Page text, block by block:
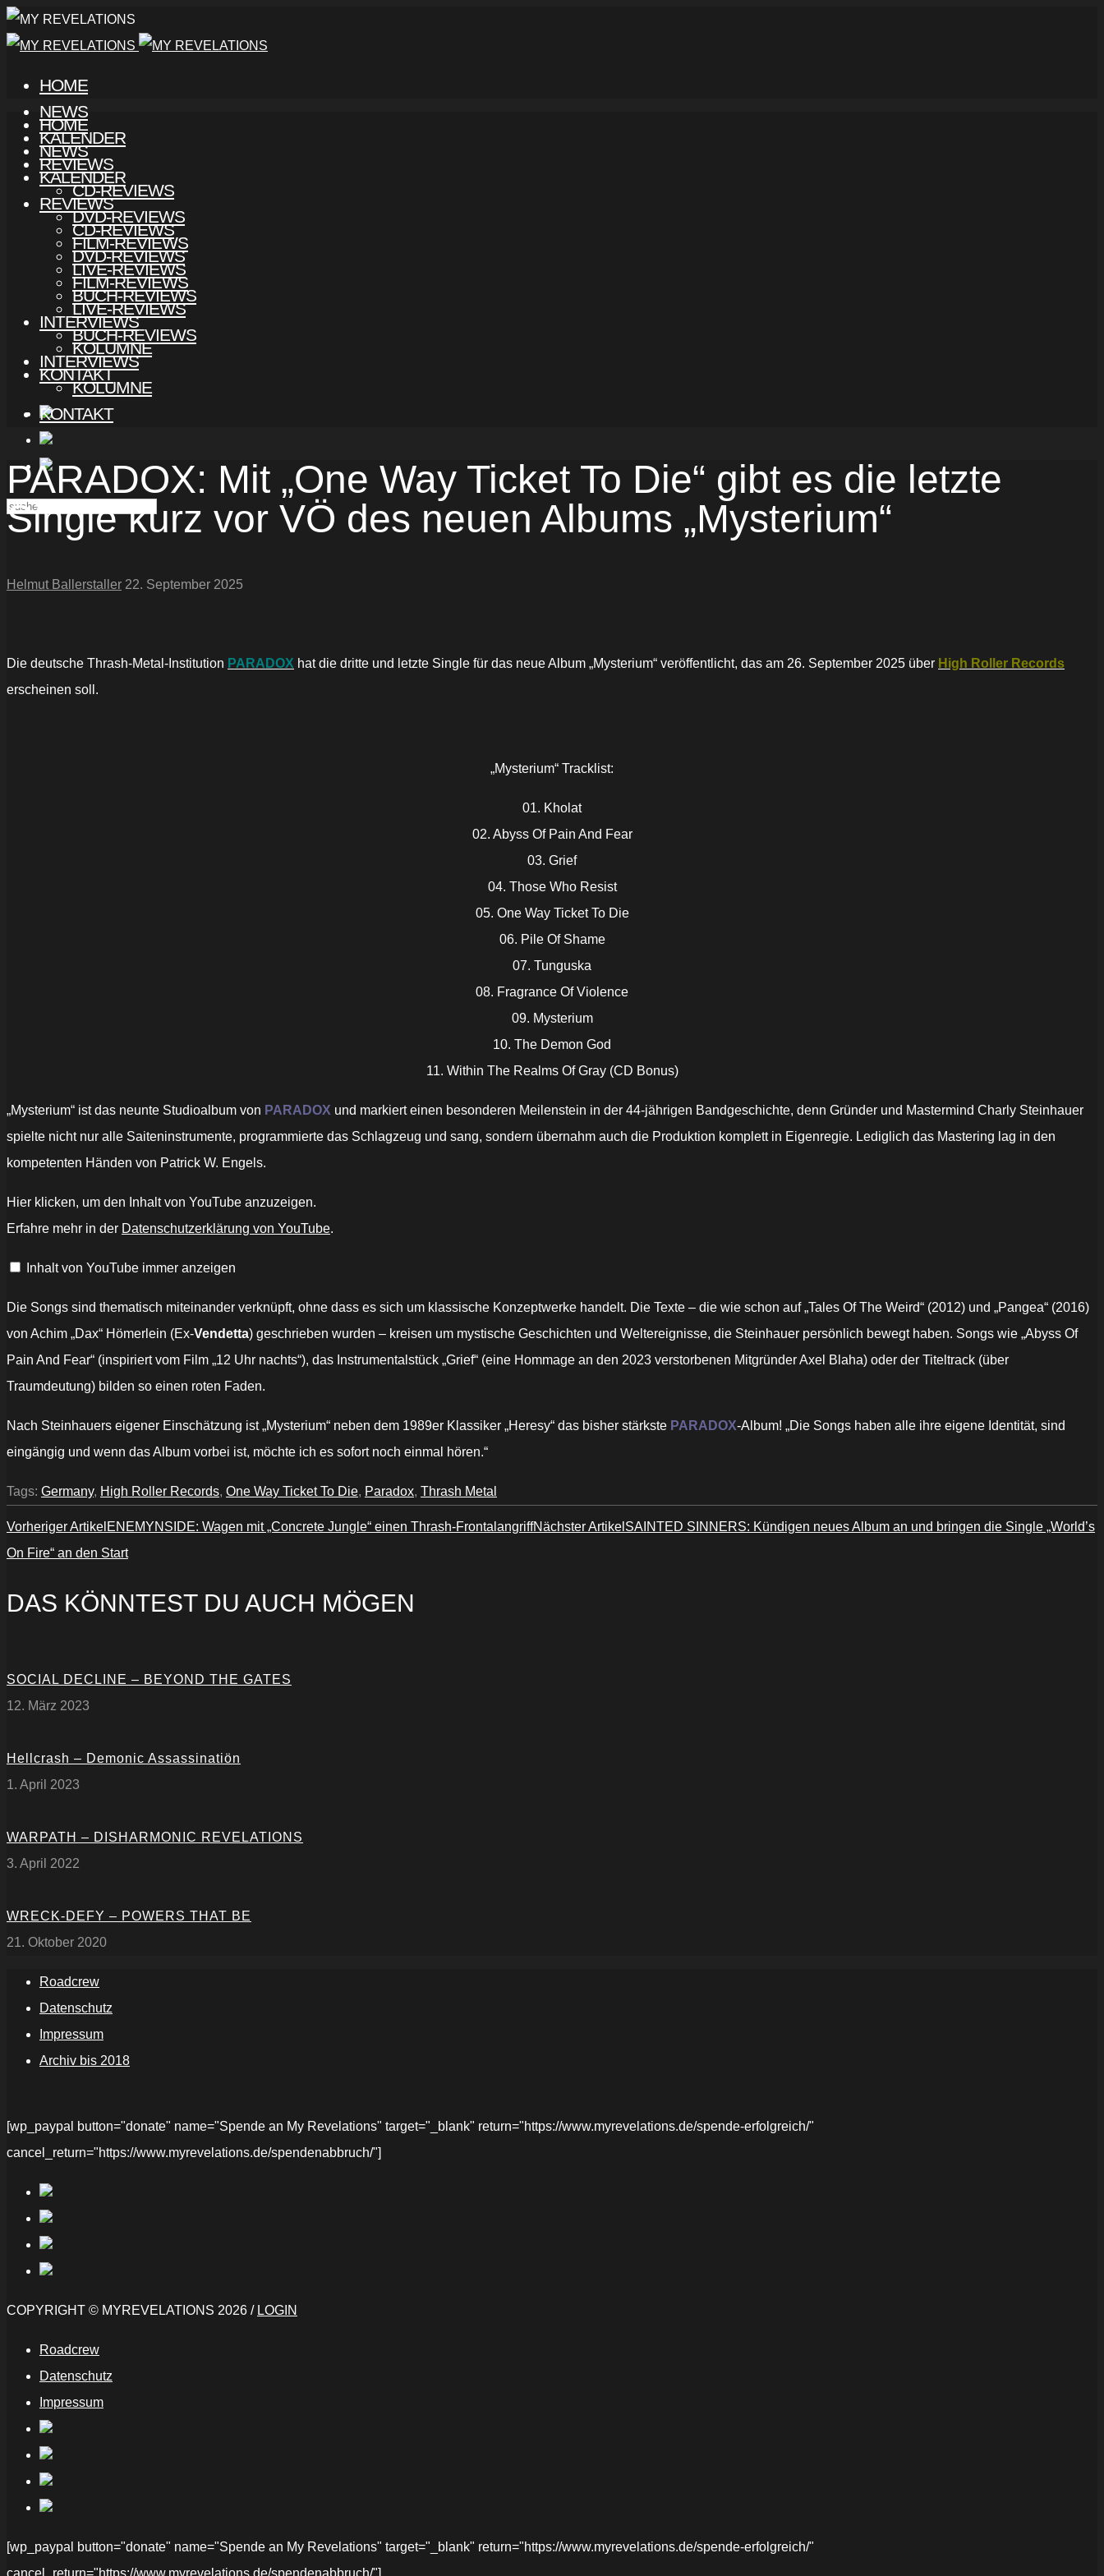
HOME
NEWS
KALENDER
REVIEWS
CD-REVIEWS
DVD-REVIEWS
FILM-REVIEWS
LIVE-REVIEWS
BUCH-REVIEWS
INTERVIEWS
KOLUMNE
KONTAKT
HOME
NEWS
KALENDER
REVIEWS
CD-REVIEWS
DVD-REVIEWS
FILM-REVIEWS
LIVE-REVIEWS
BUCH-REVIEWS
INTERVIEWS
KOLUMNE
KONTAKT
PARADOX: Mit „One Way Ticket To Die“ gibt es die letzte
Single kurz vor VÖ des neuen Albums „Mysterium“
Helmut Ballerstaller 22. September 2025
Die deutsche Thrash-Metal-Institution PARADOX hat die dritte und letzte Single für das neue Album „Mysterium“ veröffentlicht, das am 26. September 2025 über High Roller Records
erscheinen soll.
„Mysterium“ Tracklist:
01. Kholat
02. Abyss Of Pain And Fear
03. Grief
04. Those Who Resist
05. One Way Ticket To Die
06. Pile Of Shame
07. Tunguska
08. Fragrance Of Violence
09. Mysterium
10. The Demon God
11. Within The Realms Of Gray (CD Bonus)
„Mysterium“ ist das neunte Studioalbum von PARADOX und markiert einen besonderen Meilenstein in der 44-jährigen Bandgeschichte, denn Gründer und Mastermind Charly Steinhauer
spielte nicht nur alle Saiteninstrumente, programmierte das Schlagzeug und sang, sondern übernahm auch die Produktion komplett in Eigenregie. Lediglich das Mastering lag in den
kompetenten Händen von Patrick W. Engels.
„PARADOX
–
Way
Die"
|
ROLLER
RECORDS)“
von
YouTube
anzeigen
Hier klicken, um den Inhalt von YouTube anzuzeigen.
Erfahre mehr in der Datenschutzerklärung von YouTube.
Inhalt von YouTube immer anzeigen
Die Songs sind thematisch miteinander verknüpft, ohne dass es sich um klassische Konzeptwerke handelt. Die Texte – die wie schon auf „Tales Of The Weird“ (2012) und „Pangea“ (2016)
von Achim „Dax“ Hömerlein (Ex-Vendetta) geschrieben wurden – kreisen um mystische Geschichten und Weltereignisse, die Steinhauer persönlich bewegt haben. Songs wie „Abyss Of
Pain And Fear“ (inspiriert vom Film „12 Uhr nachts“), das Instrumentalstück „Grief“ (eine Hommage an den 2023 verstorbenen Mitgründer Axel Blaha) oder der Titeltrack (über
Traumdeutung) bilden so einen roten Faden.
Nach Steinhauers eigener Einschätzung ist „Mysterium“ neben dem 1989er Klassiker „Heresy“ das bisher stärkste PARADOX-Album! „Die Songs haben alle ihre eigene Identität, sind
eingängig und wenn das Album vorbei ist, möchte ich es sofort noch einmal hören.“
Tags: Germany, High Roller Records, One Way Ticket To Die, Paradox, Thrash Metal
Vorheriger Artikel ENEMYNSIDE: Wagen mit „Concrete Jungle“ einen Thrash-FrontalangriffNächster Artikel SAINTED SINNERS: Kündigen neues Album an und bringen die Single „World’s
On Fire“ an den Start
DAS KÖNNTEST DU AUCH MÖGEN
SOCIAL DECLINE – BEYOND THE GATES
12. März 2023
Hellcrash – Demonic Assassinatiön
1. April 2023
WARPATH – DISHARMONIC REVELATIONS
3. April 2022
WRECK-DEFY – POWERS THAT BE
21. Oktober 2020
Roadcrew
Datenschutz
Impressum
Archiv bis 2018
[wp_paypal button="donate" name="Spende an My Revelations" target="_blank" return="https://www.myrevelations.de/spende-erfolgreich/"
cancel_return="https://www.myrevelations.de/spendenabbruch/"]
COPYRIGHT © MYREVELATIONS 2026 / LOGIN
Roadcrew
Datenschutz
Impressum
[wp_paypal button="donate" name="Spende an My Revelations" target="_blank" return="https://www.myrevelations.de/spende-erfolgreich/"
cancel_return="https://www.myrevelations.de/spendenabbruch/"]